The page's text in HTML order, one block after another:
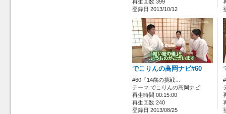
再生回数 399
登録日 2013/10/12
でこりんの高岡ナビ#60
#60『14歳の挑戦…
テーマ でこりんの高岡ナビ
再生時間 00:15:00
再生回数 240
登録日 2013/08/25